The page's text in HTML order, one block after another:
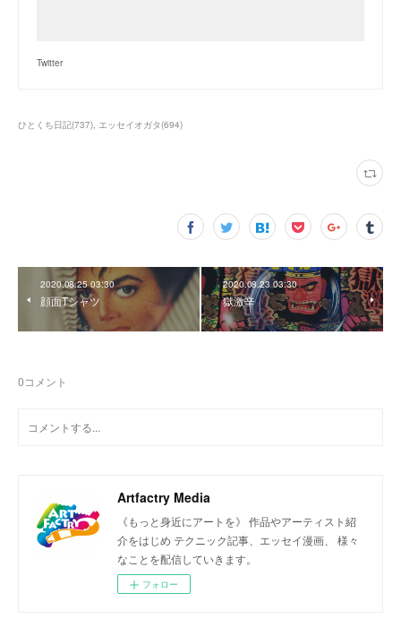
Twitter
ひとくち日記(737) エッセイオガタ(694)
2020.08.25 03:30
顔面Tシャツ
2020.08.23 03:30
獄激辛
0コメント
Artfactry Media
《もっと身近にアートを》 作品やアーティスト紹
介をはじめ テクニック記事、エッセイ漫画、 様々
なことを配信していきます。
フォロー